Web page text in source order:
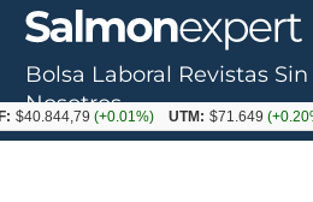
Tag:
jornada
Bolsa Laboral Revistas
Nosotros
$40.844,79(+0.01%) UTM: $71.649(+0.20%)